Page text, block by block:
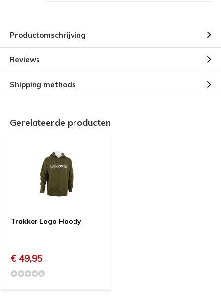
Productomschrijving
Reviews
Shipping methods
Gerelateerde producten
Trakker Logo Hoody
€ 49,95